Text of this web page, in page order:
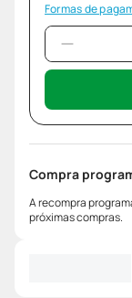
Formas de
Compra
A recompra
próximas compras.